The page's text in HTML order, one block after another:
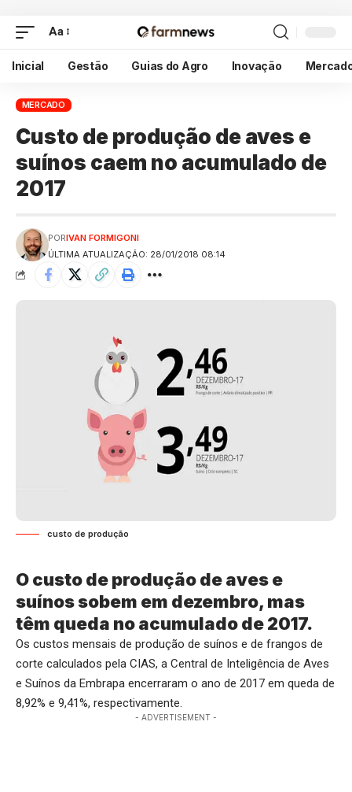
Aa
Inicial Gestão Guias do Agro Inovação
MERCADO
Custo de produção de aves e
suínos caem no acumulado de
2017
ÚLTIMA ATUALIZAÇÃO: 28/01/2018 08:14
PORIVAN FORMIGONI
custo de produção
O custo de produção de aves e
suínos sobem em dezembro, mas
têm queda no acumulado de 2017.
Os custos mensais de produção de suínos e de frangos de
corte calculados pela CIAS, a Central de Inteligência de Aves
e Suínos da Embrapa encerraram o ano de 2017 em queda de
8,92% e 9,41%, respectivamente.
- ADVERTISEMENT -